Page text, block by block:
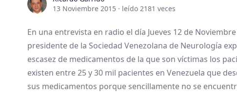
13 Noviembre 2015 · leído 2181 veces
En una entrevista en radio el día Jueves 12 de
presidente de la Sociedad Venezolana de Neurología
escasez de medicamentos de la que son víctimas los
existen entre 25 y 30 mil pacientes en Venezuela que
sus medicamentos porque sencillamente no se